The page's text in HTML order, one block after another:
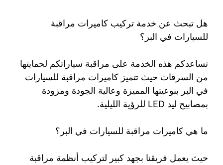
هل تبحث عن خدمة تركيب كاميرات مراقبة
للسيارات في البر؟
تساعدكم هذه الخدمة على مراقبة سياراتكم لحمايتها
من السرقات حيث تتميز كاميرات مراقبة للسيارات
في البر بنوعيتها المميزة وعالية الجودة ومزودة
بمصابيح ليد LED للرؤية الليلية.
ما هي كاميرات مراقبة للسيارات في البر؟
حيث يعمل فريقنا بجهد كبير لتركيب أنظمة مراقبة